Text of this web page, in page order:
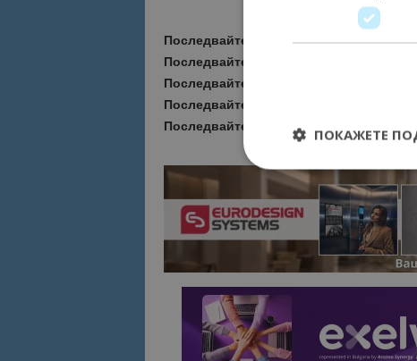
Последвайте ни за още актуални
Последвайте
Последвайте
Последвайте
Последвайте
Bgtourism.bg вПОКАЖЕТЕ
Строго необходимите
управление на
Име